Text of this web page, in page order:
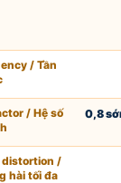
/ Tần
/ Hệ số
0,8
distortion /
hài tối đa